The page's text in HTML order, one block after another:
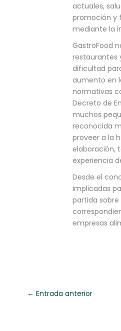
actuales,
promoción y
mediante la
GastroFood
restaurantes
dificultad
aumento en
normativas
Decreto de
muchos
reconocida
proveer a la
elaboración,
experiencia
Desde el
implicadas
partida
empresas
← Entrada anterior